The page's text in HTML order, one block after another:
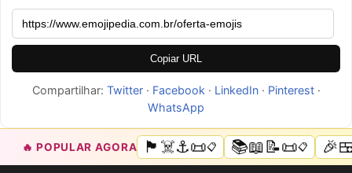
Copiar URL
Compartilhar: Twitter· Facebook · LinkedIn· Pinterest·
WhatsApp
🔥 POPULAR AGORA 🏴‍☠️⚓📜📋 📚📖📝📜📋